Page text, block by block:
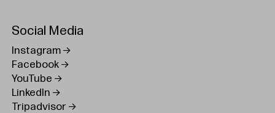
Social Media
Instagram
Facebook
YouTube
LinkedIn
Tripadvisor